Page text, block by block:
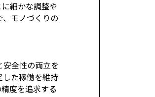
細かな調整や
モノづくりの
全性の両立を
た稼働を維持
度を追求する